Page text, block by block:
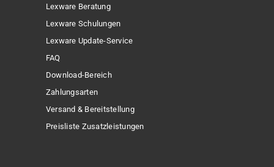
Lexware Beratung
Lexware Schulungen
Lexware Update-Service
FAQ
Download-Bereich
Zahlungsarten
Versand & Bereitstellung
Preisliste Zusatzleistungen